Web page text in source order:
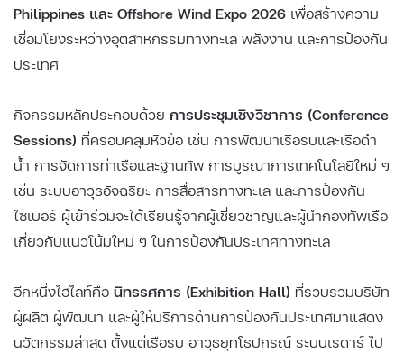
Philippines และ Offshore Wind Expo 2026 เพื่อสร้างความ
เชื่อมโยงระหว่างอุตสาหกรรมทางทะเล พลังงาน และการป้องกัน
ประเทศ
กิจกรรมหลักประกอบด้วย การประชุมเชิงวิชาการ (Conference
Sessions) ที่ครอบคลุมหัวข้อ เช่น การพัฒนาเรือรบและเรือดำ
น้ำ การจัดการท่าเรือและฐานทัพ การบูรณาการเทคโนโลยีใหม่ ๆ
เช่น ระบบอาวุธอัจฉริยะ การสื่อสารทางทะเล และการป้องกัน
ไซเบอร์ ผู้เข้าร่วมจะได้เรียนรู้จากผู้เชี่ยวชาญและผู้นำกองทัพเรือ
เกี่ยวกับแนวโน้มใหม่ ๆ ในการป้องกันประเทศทางทะเล
อีกหนึ่งไฮไลท์คือ นิทรรศการ (Exhibition Hall) ที่รวบรวมบริษัท
ผู้ผลิต ผู้พัฒนา และผู้ให้บริการด้านการป้องกันประเทศมาแสดง
นวัตกรรมล่าสุด ตั้งแต่เรือรบ อาวุธยุทโธปกรณ์ ระบบเรดาร์ ไป